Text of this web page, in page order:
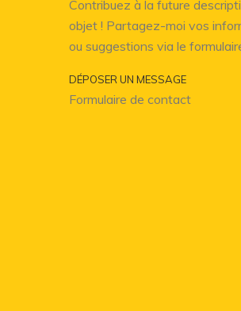
Contribuez à la future
objet ! Partagez-moi vos
ou suggestions via le
DÉPOSER UN MESSAGE
Formulaire de contact